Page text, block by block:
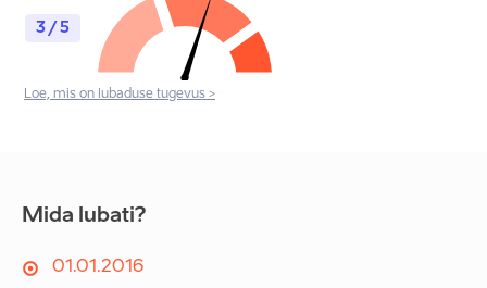
3 / 5
Loe, mis on lubaduse tugevus >
Mida lubati?
01.01.2016